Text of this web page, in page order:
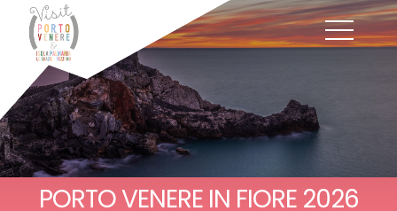
PORTO VENERE IN FIORE 2026